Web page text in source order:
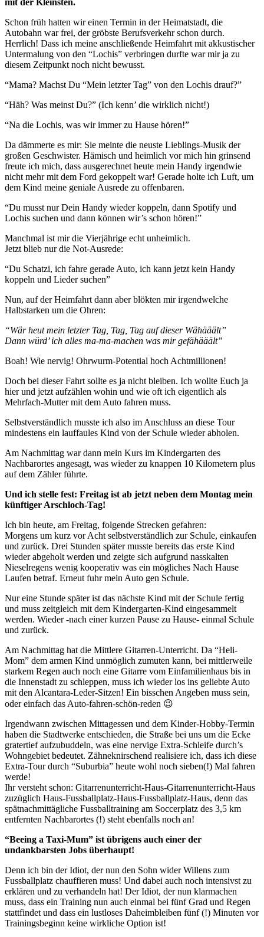
Schon früh hatten wir einen Termin in der Heimatstadt, die
Autobahn war frei, der gröbste Berufsverkehr schon durch.
Herrlich! Dass ich meine anschließende Heimfahrt mit akkustischer
Untermalung von den “Lochis” verbringen durfte war mir ja zu
diesem Zeitpunkt noch nicht bewusst.
“Mama? Machst Du “Mein letzter Tag” von den Lochis drauf?”
“Häh? Was meinst Du?” (Ich kenn’ die wirklich nicht!)
“Na die Lochis, was wir immer zu Hause hören!”
Da dämmerte es mir: Sie meinte die neuste Lieblings-Musik der
großen Geschwister. Hämisch und heimlich vor mich hin grinsend
freute ich mich, dass ausgerechnet heute mein Handy irgendwie
nicht mehr mit dem Ford gekoppelt war! Gerade holte ich Luft, um
dem Kind meine geniale Ausrede zu offenbaren.
“Du musst nur Dein Handy wieder koppeln, dann Spotify und
Lochis suchen und dann können wir’s schon hören!”
Manchmal ist mir die Vierjährige echt unheimlich.
Jetzt blieb nur die Not-Ausrede:
“Du Schatzi, ich fahre gerade Auto, ich kann jetzt kein Handy
koppeln und Lieder suchen”
Nun, auf der Heimfahrt dann aber blökten mir irgendwelche
Halbstarken um die Ohren:
“Wär heut mein letzter Tag, Tag, Tag auf dieser Wähääält”
Dann würd’ ich alles ma-ma-machen was mir gefähääält”
Boah! Wie nervig! Ohrwurm-Potential hoch Achtmillionen!
Doch bei dieser Fahrt sollte es ja nicht bleiben. Ich wollte Euch ja
hier und jetzt aufzählen wohin und wie oft ich eigentlich als
Mehrfach-Mutter mit dem Auto fahren muss.
Selbstverständlich musste ich also im Anschluss an diese Tour
mindestens ein lauffaules Kind von der Schule wieder abholen.
Am Nachmittag war dann mein Kurs im Kindergarten des
Nachbarortes angesagt, was wieder zu knappen 10 Kilometern plus
auf dem Zähler führte.
Und ich stelle fest: Freitag ist ab jetzt neben dem Montag mein
künftiger Arschloch-Tag!
Ich bin heute, am Freitag, folgende Strecken gefahren:
Morgens um kurz vor Acht selbstverständlich zur Schule, einkaufen
und zurück. Drei Stunden später musste bereits das erste Kind
wieder abgeholt werden und zeigte sich aufgrund nasskalten
Nieselregens wenig kooperativ was ein mögliches Nach Hause
Laufen betraf. Erneut fuhr mein Auto gen Schule.
Nur eine Stunde später ist das nächste Kind mit der Schule fertig
und muss zeitgleich mit dem Kindergarten-Kind eingesammelt
werden. Wieder -nach einer kurzen Pause zu Hause- einmal Schule
und zurück.
Am Nachmittag hat die Mittlere Gitarren-Unterricht. Da “Heli-
Mom” dem armen Kind unmöglich zumuten kann, bei mittlerweile
starkem Regen auch noch eine Gitarre vom Einfamilienhaus bis in
die Innenstadt zu schleppen, muss ich wieder los ins geliebte Auto
mit den Alcantara-Leder-Sitzen! Ein bisschen Angeben muss sein,
oder einfach das Auto-fahren-schön-reden 😉
Irgendwann zwischen Mittagessen und dem Kinder-Hobby-Termin
haben die Stadtwerke entschieden, die Straße bei uns um die Ecke
gratertief aufzubuddeln, was eine nervige Extra-Schleife durch’s
Wohngebiet bedeutet. Zähneknirschend realisiere ich, dass ich diese
Extra-Tour durch “Suburbia” heute wohl noch sieben(!) Mal fahren
werde!
Ihr versteht schon: Gitarrenunterricht-Haus-Gitarrenunterricht-Haus
zuzüglich Haus-Fussballplatz-Haus-Fussballplatz-Haus, denn das
spätnachmittägliche Fussballtraining am Soccerplatz des 3,5 km
entfernten Nachbarortes (!) steht ebenfalls noch an!
“Beeing a Taxi-Mum” ist übrigens auch einer der
undankbarsten Jobs überhaupt!
Denn ich bin der Idiot, der nun den Sohn wider Willens zum
Fussballplatz chauffieren muss! Und dabei auch noch intensivst zu
erklären und zu verhandeln hat! Der Idiot, der nun klarmachen
muss, dass ein Training nun auch einmal bei fünf Grad und Regen
stattfindet und dass ein lustloses Daheimbleiben fünf (!) Minuten vor
Trainingsbeginn keine wirkliche Option ist!